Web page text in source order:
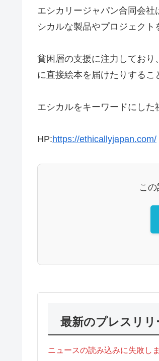
エシカリージャパン合同会
シカルな製品やプロジェクト
貧困層の支援に注力してお
に直接絵本を届けたりするこ
エシカルをキーワードにした
HP:https://ethicallyjapan.com/
こ
最新のプレスリリ
ニュースの読み込みに失敗しま